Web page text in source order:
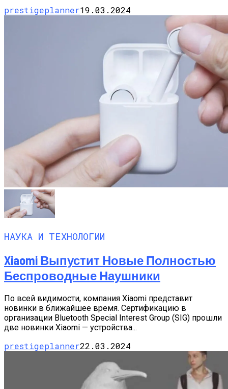
prestigeplanner19.03.2024
НАУКА И ТЕХНОЛОГИИ
Xiaomi Выпустит Новые Полностью
Беспроводные Наушники
По всей видимости, компания Xiaomi представит
новинки в ближайшее время. Сертификацию в
организации Bluetooth Special Interest Group (SIG) прошли
две новинки Xiaomi — устройства...
prestigeplanner22.03.2024